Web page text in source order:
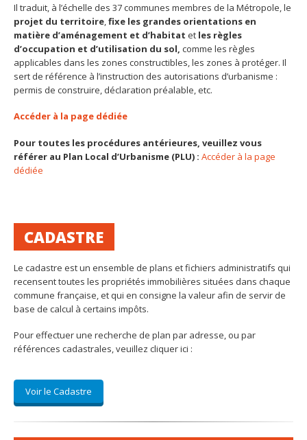
Il traduit, à l’échelle des 37 communes membres de la Métropole, le
projet du territoire fixe les grandes orientations en
matière d’aménagement et d’habitat et les règles
d’occupation et d’utilisation du sol, comme les règles
applicables dans les zones constructibles, les zones à protéger. Il
sert de référence à l’instruction des autorisations d’urbanisme :
permis de construire, déclaration préalable, etc.
Accéder à la page dédiée
Pour toutes les procédures antérieures, veuillez vous
référer au Plan Local d’Urbanisme (PLU) : Accéder à la page
dédiée
CADASTRE
Le cadastre est un ensemble de plans et fichiers administratifs qui
recensent toutes les propriétés immobilières situées dans chaque
commune française, et qui en consigne la valeur afin de servir de
base de calcul à certains impôts.
Pour effectuer une recherche de plan par adresse, ou par
références cadastrales, veuillez cliquer ici :
Voir le Cadastre